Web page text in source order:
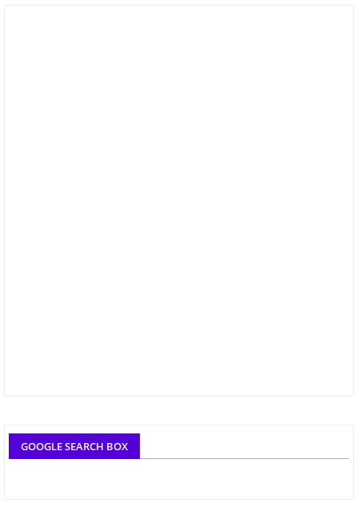
GOOGLE SEARCH BOX